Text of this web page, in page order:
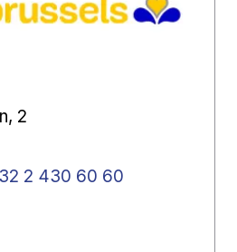
2
2 430 60 60